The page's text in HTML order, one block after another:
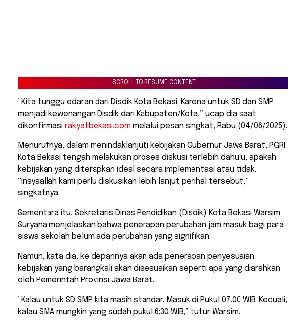
SCROLL TO RESUME CONTENT
“Kita tunggu edaran dari Disdik Kota Bekasi. Karena untuk SD dan SMP
menjadi kewenangan Disdik dari Kabupaten/Kota,” ucap dia saat
dikonfirmasi rakyatbekasi.com melalui pesan singkat, Rabu (04/06/2025).
Menurutnya, dalam menindaklanjuti kebijakan Gubernur Jawa Barat, PGRI
Kota Bekasi tengah melakukan proses diskusi terlebih dahulu, apakah
kebijakan yang diterapkan ideal secara implementasi atau tidak.
“Insyaallah kami perlu diskusikan lebih lanjut perihal tersebut,”
singkatnya.
Sementara itu, Sekretaris Dinas Pendidikan (Disdik) Kota Bekasi Warsim
Suryana menjelaskan bahwa penerapan perubahan jam masuk bagi para
siswa sekolah belum ada perubahan yang signifikan.
Namun, kata dia, ke depannya akan ada penerapan penyesuaian
kebijakan yang barangkali akan disesuaikan seperti apa yang diarahkan
oleh Pemerintah Provinsi Jawa Barat.
“Kalau untuk SD SMP kita masih standar. Masuk di Pukul 07.00 WIB. Kecuali,
kalau SMA mungkin yang sudah pukul 6:30 WIB,” tutur Warsim.